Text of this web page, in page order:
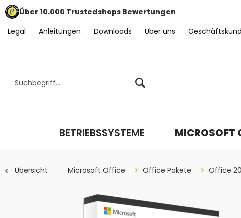
Über 10.000 Trustedshops Bewertungen
Legal
Anleitungen Downloads Über uns
BETRIEBSSYSTEME MICROSOFT
Übersicht Microsoft Office Office Pakete Office